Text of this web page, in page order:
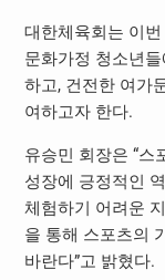
대한체육회는 이
문화가정 청소년
하고, 건전한 여가
여하고자 한다.
유승민 회장은 “스
성장에 긍정적인
체험하기 어려운
을 통해 스포츠의
바란다”고 밝혔다.